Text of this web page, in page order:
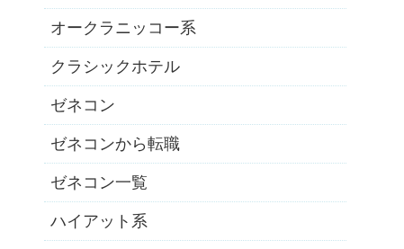
オークラニッコー系
クラシックホテル
ゼネコン
ゼネコンから転職
ゼネコン一覧
ハイアット系